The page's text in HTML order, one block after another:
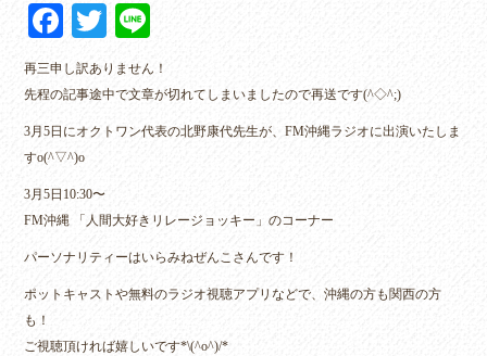
Fa
ce
bo
ok
T
wi
tte
r
ne
再三申し訳ありません！
先程の記事途中で文章が切れてしまいましたので再送です(^◇^;)
3月5日にオクトワン代表の北野康代先生が、FM沖縄ラジオに出演いたしま
すo(^▽^)o
3月5日10:30〜
FM沖縄 「人間大好きリレージョッキー」のコーナー
パーソナリティーはいらみねぜんこさんです！
ポットキャストや無料のラジオ視聴アプリなどで、沖縄の方も関西の方
も！
ご視聴頂ければ嬉しいです*\(^o^)/*